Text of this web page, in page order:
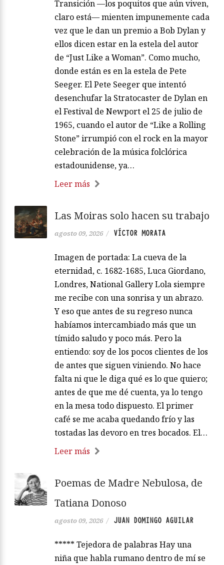
Transición —los poquitos que aún viven,
claro está— mienten impunemente cada
vez que le dan un premio a Bob Dylan y
ellos dicen estar en la estela del autor
de “Just Like a Woman”. Como mucho,
donde están es en la estela de Pete
Seeger. El Pete Seeger que intentó
desenchufar la Stratocaster de Dylan en
el Festival de Newport el 25 de julio de
1965, cuando el autor de “Like a Rolling
Stone” irrumpió con el rock en la mayor
celebración de la música folclórica
estadounidense, ya…
Leer más
Las Moiras solo hacen su trabajo
agosto 09, 2026 / VÍCTOR MORATA
Imagen de portada: La cueva de la
eternidad, c. 1682-1685, Luca Giordano,
Londres, National Gallery Lola siempre
me recibe con una sonrisa y un abrazo.
Y eso que antes de su regreso nunca
habíamos intercambiado más que un
tímido saludo y poco más. Pero la
entiendo: soy de los pocos clientes de los
de antes que siguen viniendo. No hace
falta ni que le diga qué es lo que quiero;
antes de que me dé cuenta, ya lo tengo
en la mesa todo dispuesto. El primer
café se me acaba quedando frío y las
tostadas las devoro en tres bocados. El…
Leer más
Poemas de Madre Nebulosa, de
Tatiana Donoso
agosto 09, 2026 / JUAN DOMINGO AGUILAR
***** Tejedora de palabras Hay una
niña que habla rumano dentro de mí se